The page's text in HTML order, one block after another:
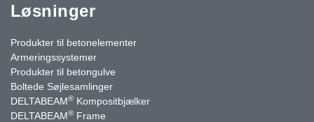
Løsninger
Produkter til betonelementer
Armeringssystemer
Produkter til betongulve
Boltede Søjlesamlinger
DELTABEAM® Kompositbjælker
DELTABEAM® Frame